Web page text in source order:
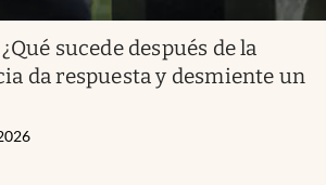
¿Qué sucede después de la
da respuesta y desmiente un